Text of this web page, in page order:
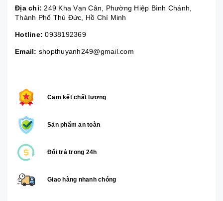
Địa chỉ: 249 Kha Vạn Cân, Phường Hiệp Bình Chánh,
Thành Phố Thủ Đức, Hồ Chí Minh
Hotline: 0938192369
Email: shopthuyanh249@gmail.com
Cam kết chất lượng
Sản phẩm an toàn
Đổi trả trong 24h
Giao hàng nhanh chóng